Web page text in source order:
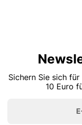
Sichern Sie sich
10 Euro